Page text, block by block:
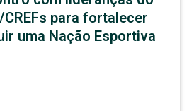
CREFs para fortalecer
uma Nação Esportiva